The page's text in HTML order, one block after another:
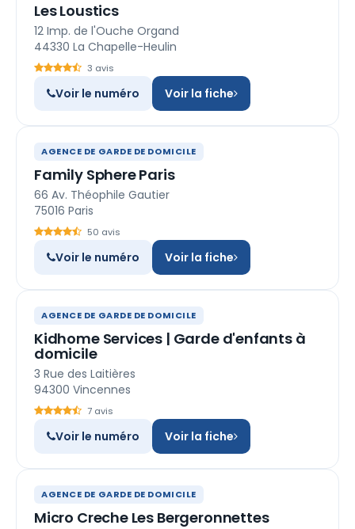
Les Loustics
12 Imp. de l'Ouche Organd
44330 La Chapelle-Heulin
3 avis
Voir le numéro Voir la fiche
AGENCE DE GARDE DE DOMICILE
Family Sphere Paris
66 Av. Théophile Gautier
75016 Paris
50 avis
Voir le numéro Voir la fiche
AGENCE DE GARDE DE DOMICILE
Kidhome Services | Garde d'enfants à
domicile
3 Rue des Laitières
94300 Vincennes
7 avis
Voir le numéro Voir la fiche
AGENCE DE GARDE DE DOMICILE
Micro Creche Les Bergeronnettes